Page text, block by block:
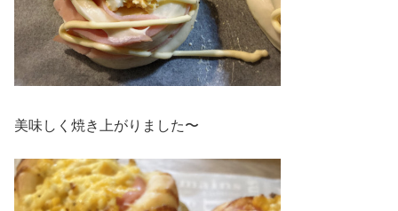
美味しく焼き上がりました〜